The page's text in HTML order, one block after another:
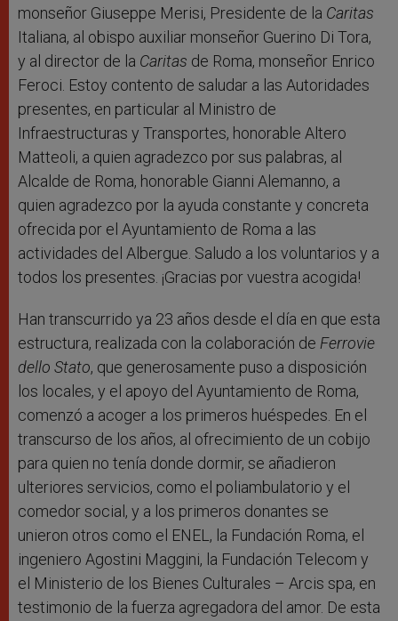
monseñor Giuseppe Merisi, Presidente de la Caritas
Italiana, al obispo auxiliar monseñor Guerino Di Tora,
y al director de la Caritas de Roma, monseñor Enrico
Feroci. Estoy contento de saludar a las Autoridades
presentes, en particular al Ministro de
Infraestructuras y Transportes, honorable Altero
Matteoli, a quien agradezco por sus palabras, al
Alcalde de Roma, honorable Gianni Alemanno, a
quien agradezco por la ayuda constante y concreta
ofrecida por el Ayuntamiento de Roma a las
actividades del Albergue. Saludo a los voluntarios y a
todos los presentes. ¡Gracias por vuestra acogida!
Han transcurrido ya 23 años desde el día en que esta
estructura, realizada con la colaboración de Ferrovie
dello Stato, que generosamente puso a disposición
los locales, y el apoyo del Ayuntamiento de Roma,
comenzó a acoger a los primeros huéspedes. En el
transcurso de los años, al ofrecimiento de un cobijo
para quien no tenía donde dormir, se añadieron
ulteriores servicios, como el poliambulatorio y el
comedor social, y a los primeros donantes se
unieron otros como el ENEL, la Fundación Roma, el
ingeniero Agostini Maggini, la Fundación Telecom y
el Ministerio de los Bienes Culturales – Arcis spa, en
testimonio de la fuerza agregadora del amor. De esta